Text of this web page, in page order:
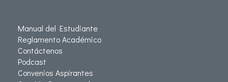
Manual del Estudiante
Reglamento Académico
Contáctenos
Podcast
Convenios Aspirantes